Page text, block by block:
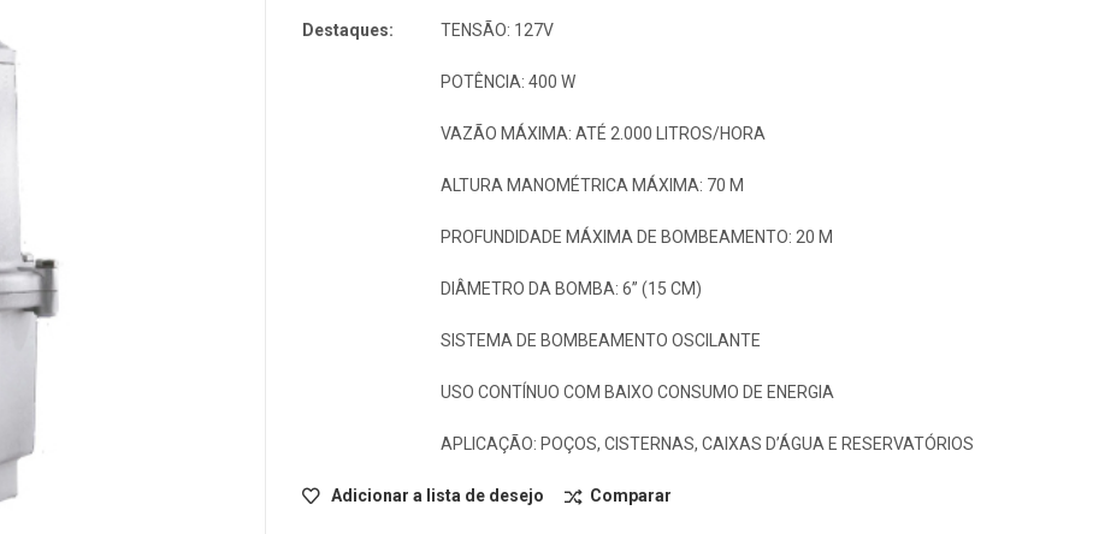
Destaques: TENSÃO: 127V
POTÊNCIA: 400 W
VAZÃO MÁXIMA: ATÉ 2.000 LITROS/HORA
ALTURA MANOMÉTRICA MÁXIMA: 70 M
PROFUNDIDADE MÁXIMA DE BOMBEAMENTO: 20 M
DIÂMETRO DA BOMBA: 6” (15 CM)
SISTEMA DE BOMBEAMENTO OSCILANTE
USO CONTÍNUO COM BAIXO CONSUMO DE ENERGIA
APLICAÇÃO: POÇOS, CISTERNAS, CAIXAS D’ÁGUA E RESERVATÓRIOS
Adicionar a lista de desejo Comparar